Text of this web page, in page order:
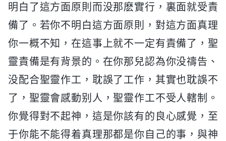
明白了這方面原則而没那麽實行，裏面就受責
備了。若你不明白這方面原則，對這方面真理
你一概不知，在這事上就不一定有責備了，聖
靈責備是有背景的。在你那兒認為你没禱告、
没配合聖靈作工，耽誤了工作，其實也耽誤不
了，聖靈會感動别人，聖靈作工不受人轄制。
你覺得對不起神，這是你該有的良心感覺，至
于你能不能得着真理那都是你自己的事，與神